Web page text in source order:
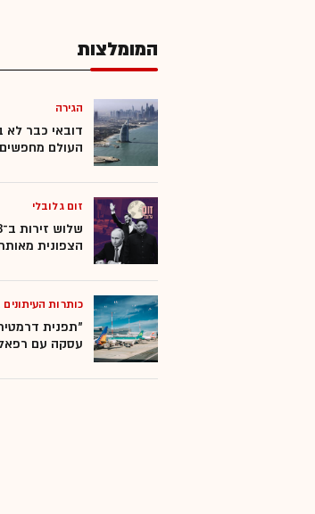
הצעת חוק
הפגנות
המומלצות
הגירה
דובאי כבר לא
העולם
זום גלובלי
הצפונית
כותרות
"תפנית
עסקה עם